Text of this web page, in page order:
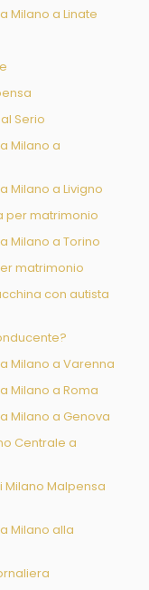
Milano a Linate
Serio
Milano a
Milano a Livigno
per matrimonio
Milano a Torino
matrimonio
con autista
Milano a Varenna
Milano a Roma
Milano a Genova
Centrale a
Malpensa
Milano alla